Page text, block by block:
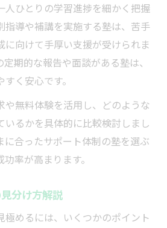
人ひとりの学習進捗を細かく把握
指導や補講を実施する塾は、苦手
に向けて手厚い支援が受けられま
期的な報告や面談がある塾は、
く安心です。
や無料体験を活用し、どのような
いるかを具体的に比較検討しまし
に合ったサポート体制の塾を選ぶ
率が高まります。
分け方解説
極めるには、いくつかのポイント